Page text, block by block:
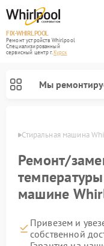
FIX-WHIRLPOOL
Ремонт устройств Whirlpool
Специализированный
cервисный центр г.Курск
Мы
Стиральная машина
Ремонт/
машине
Привезем и
собственной